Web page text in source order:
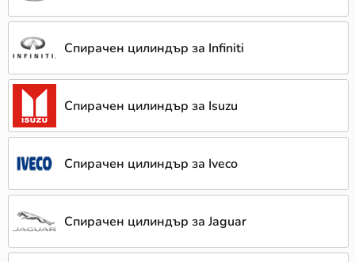
Спирачен цилиндър за Infiniti
Спирачен цилиндър за Isuzu
Спирачен цилиндър за Iveco
Спирачен цилиндър за Jaguar